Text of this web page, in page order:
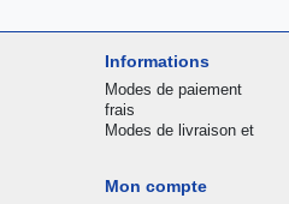
Informations
Modes de paiement
frais
Modes de livraison et
Mon compte